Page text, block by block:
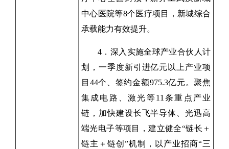
中心医院等8个医疗项目，新城综合
承载能力有效提升。
4．深入实施全球产业合伙人计
划，一季度新引进亿元以上产业项
目44个、签约金额975.3亿元。聚焦
集成电路、激光等11条重点产业
链，加快建设长飞半导体、光迅高
端光电子等项目，建立健全“链长＋
链主＋链创”机制，以产业招商“三